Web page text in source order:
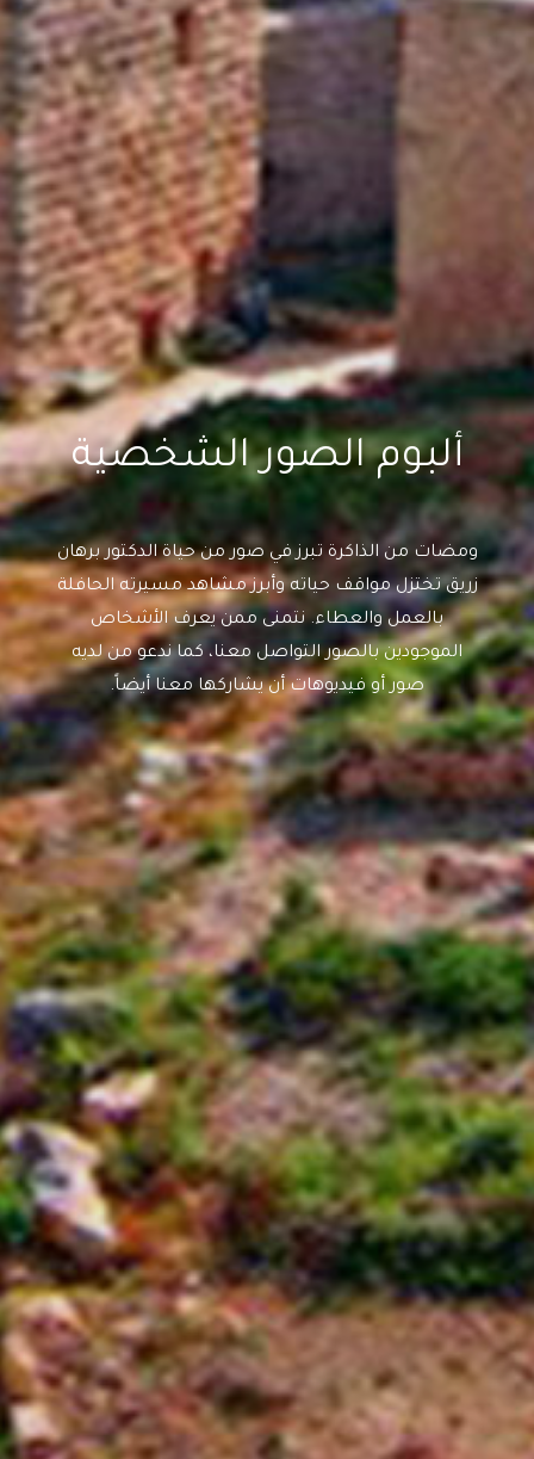
ألبوم الصور الشخصية
ومضات من الذاكرة تبرز في صور من حياة الدكتور برهان
زريق تختزل مواقف حياته وأبرز مشاهد مسيرته الحافلة
بالعمل والعطاء. نتمنى ممن يعرف الأشخاص
الموجودين بالصور التواصل معنا، كما ندعو من لديه
صور أو فيديوهات أن يشاركها معنا أيضاً.